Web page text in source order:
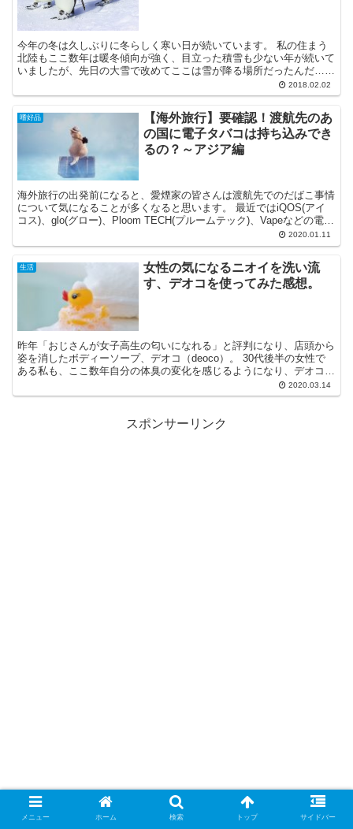
今年の冬は久しぶりに冬らしく寒い日が続いています。 私の住まう
北陸もここ数年は暖冬傾向が強く、目立った積雪も少ない年が続いて
いましたが、先日の大雪で改めてここは雪が降る場所だったんだ…と
再認識させられた次第です。 今冬は首都圏をはじめとする...2018.02.02
嗜好品
【海外旅行】要確認！渡航先のあ
の国に電子タバコは持ち込みでき
るの？～アジア編
海外旅行の出発前になると、愛煙家の皆さんは渡航先でのだばこ事情
について気になることが多くなると思います。 最近ではiQOS(アイ
コス)、glo(グロー)、Ploom TECH(プルームテック)、Vapeなどの電子
2020.01.11
生活
女性の気になるニオイを洗い流
す、デオコを使ってみた感想。
昨年「おじさんが女子高生の匂いになれる」と評判になり、店頭から
姿を消したボディーソープ、デオコ（deoco）。 30代後半の女性で
ある私も、ここ数年自分の体臭の変化を感じるようになり、デオコを
2020.03.14
スポンサーリンク
メニュー ホーム 検索 トップ サイドバー